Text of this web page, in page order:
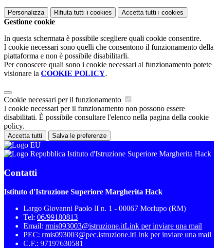
Personalizza Rifiuta tutti i cookies Accetta tutti i cookies
Gestione cookie
In questa schermata è possibile scegliere quali cookie consentire.
I cookie necessari sono quelli che consentono il funzionamento della
piattaforma e non è possibile disabilitarli.
Per conoscere quali sono i cookie necessari al funzionamento potete
visionare la COOKIE POLICY.
Cookie necessari per il funzionamento
I cookie necessari per il funzionamento non possono essere
disabilitati. È possibile consultare l'elenco nella pagina della cookie
policy.
Accetta tutti Salva le preferenze
Istituto d'Istruzione Superiore Margherita Hack
Contatti
Istituto d'Istruzione Superiore Margherita Hack
Largo Giovanni Paolo II n. 1 - 00067 Morlupo (RM)
Tel: 06/99180813
Email: rmis093003@istruzione.itLink per inviare una mail
PEC: rmis093003@pec.istruzione.itLink per inviare una mail
C.F.: 97197630581